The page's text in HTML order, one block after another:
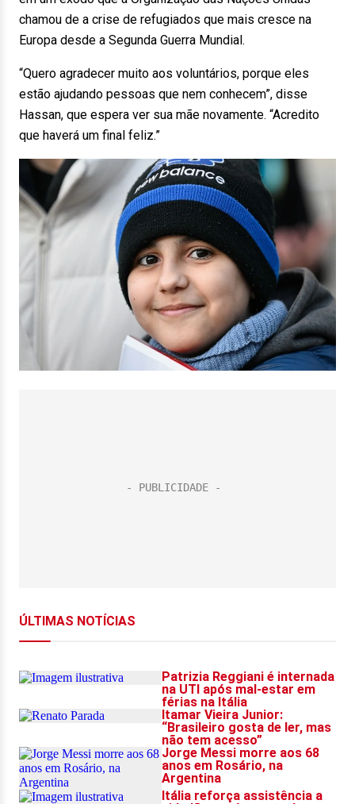
chamou de a crise de refugiados que mais cresce na
Europa desde a Segunda Guerra Mundial.
“Quero agradecer muito aos voluntários, porque eles
estão ajudando pessoas que nem conhecem”, disse
Hassan, que espera ver sua mãe novamente. “Acredito
que haverá um final feliz.”